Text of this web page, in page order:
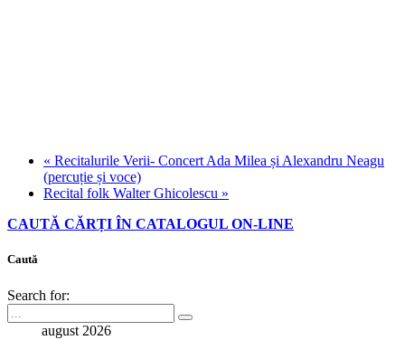
« Recitalurile Verii- Concert Ada Milea și Alexandru Neagu
(percuție și voce)
Recital folk Walter Ghicolescu »
CAUTĂ CĂRȚI ÎN CATALOGUL ON-LINE
Caută
Search for:
august 2026